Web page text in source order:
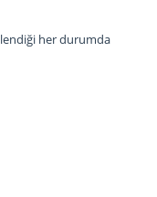
her durumda